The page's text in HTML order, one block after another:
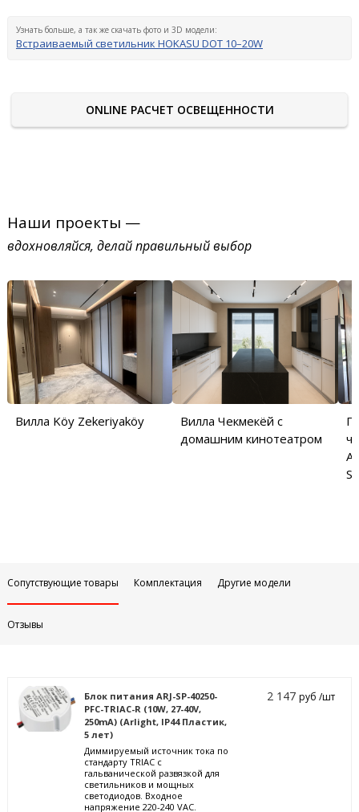
Узнать больше, а так же скачать фото и 3D модели:
Встраиваемый светильник HOKASU DOT 10–20W
ONLINE РАСЧЕТ ОСВЕЩЕННОСТИ
Наши проекты —
вдохновляйся, делай правильный выбор
Вилла Köy Zekeriyaköy
Вилла Чекмекёй с
домашним кинотеатром
Сопутствующие товары Комплектация Другие модели
Отзывы
Блок питания ARJ-SP-40250-
PFC-TRIAC-R (10W, 27-40V,
250mA) (Arlight, IP44 Пластик,
5 лет)
Диммируемый источник тока по
стандарту TRIAC с
гальванической развязкой для
светильников и мощных
светодиодов. Входное
напряжение 220-240 VAC.
2 147руб /шт